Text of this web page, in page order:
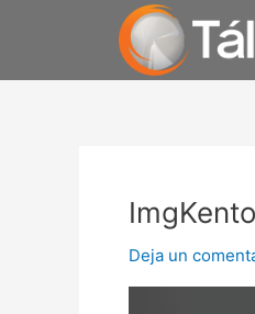
Deja un